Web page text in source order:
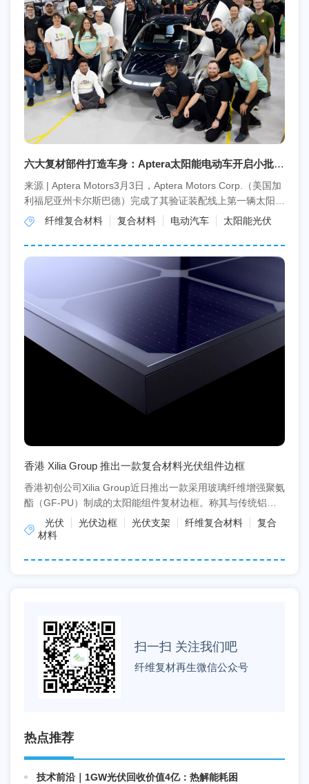
六大复材部件打造车身：Aptera太阳能电动车开启小批量
来源 | Aptera Motors3月3日，Aptera Motors Corp.（美国加
利福尼亚州卡尔斯巴德）完成了其验证装配线上第一辆太阳能
电动汽车（sE...
纤维复合材料 复合材料 电动汽车 太阳能光伏
香港 Xilia Group 推出一款复合材料光伏组件边框
香港初创公司Xilia Group近日推出一款采用玻璃纤维增强聚氨
酯（GF-PU）制成的太阳能组件复材边框。称其与传统铝边
框相比，产品重量减轻约25%，前期成本...
光伏 光伏边框 光伏支架 纤维复合材料
复合
材料
扫一扫 关注我们吧
纤维复材再生微信公众号
热点推荐
技术前沿｜1GW光伏回收价值4亿：热解能耗困